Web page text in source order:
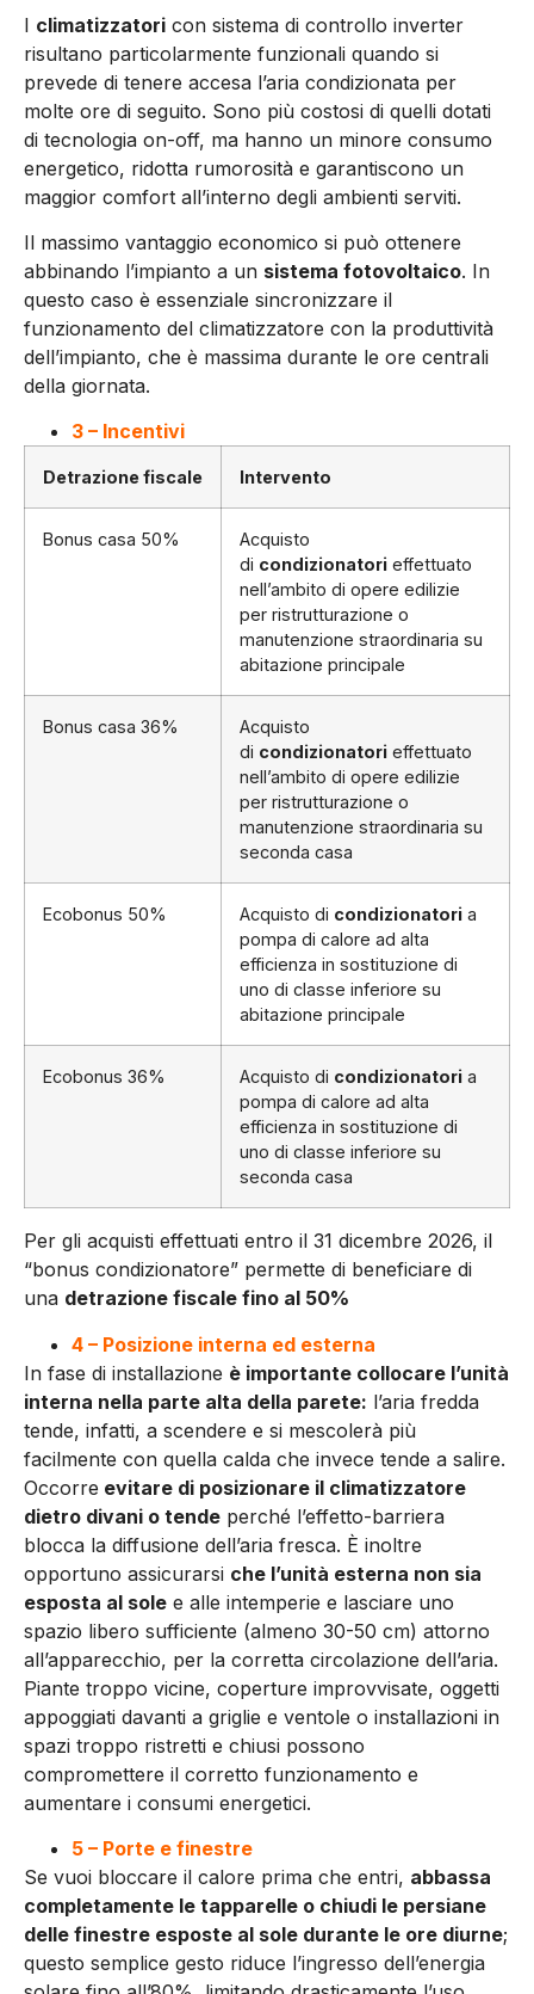
I climatizzatori con sistema di controllo inverter
risultano particolarmente funzionali quando si
prevede di tenere accesa l’aria condizionata per
molte ore di seguito. Sono più costosi di quelli dotati
di tecnologia on-off, ma hanno un minore consumo
energetico, ridotta rumorosità e garantiscono un
maggior comfort all’interno degli ambienti serviti.
Il massimo vantaggio economico si può ottenere
abbinando l’impianto a un sistema fotovoltaico. In
questo caso è essenziale sincronizzare il
funzionamento del climatizzatore con la produttività
dell’impianto, che è massima durante le ore centrali
della giornata.
3 – Incentivi
Detrazione fiscale Intervento
Bonus casa 50%
Acquisto
di condizionatori effettuato
nell’ambito di opere edilizie
per ristrutturazione o
manutenzione straordinaria su
abitazione principale
Bonus casa 36%
Acquisto
di condizionatori effettuato
nell’ambito di opere edilizie
per ristrutturazione o
manutenzione straordinaria su
seconda casa
Ecobonus 50% Acquisto di condizionatori a
pompa di calore ad alta
efficienza in sostituzione di
uno di classe inferiore su
abitazione principale
Ecobonus 36% Acquisto di condizionatori a
pompa di calore ad alta
efficienza in sostituzione di
uno di classe inferiore su
seconda casa
Per gli acquisti effettuati entro il 31 dicembre 2026, il
“bonus condizionatore” permette di beneficiare di
una detrazione fiscale fino al 50%
4 – Posizione interna ed esterna
In fase di installazione è importante collocare l’unità
interna nella parte alta della parete: l’aria fredda
tende, infatti, a scendere e si mescolerà più
facilmente con quella calda che invece tende a salire.
Occorre evitare di posizionare il climatizzatore
dietro divani o tende perché l’effetto-barriera
blocca la diffusione dell’aria fresca. È inoltre
opportuno assicurarsi che l’unità esterna non sia
esposta al sole e alle intemperie e lasciare uno
spazio libero sufficiente (almeno 30-50 cm) attorno
all’apparecchio, per la corretta circolazione dell’aria.
Piante troppo vicine, coperture improvvisate, oggetti
appoggiati davanti a griglie e ventole o installazioni in
spazi troppo ristretti e chiusi possono
compromettere il corretto funzionamento e
aumentare i consumi energetici.
5 – Porte e finestre
Se vuoi bloccare il calore prima che entri, abbassa
completamente le tapparelle o chiudi le persiane
delle finestre esposte al sole durante le ore diurne;
questo semplice gesto riduce l’ingresso dell’energia